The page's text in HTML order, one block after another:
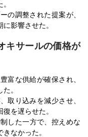
の調整された提案が、
影響させた。
キサールの価格が
富な供給が確保され、
。
取り込みを減少させ、
を遅らせた。
した一方で、控えめな
なかった。